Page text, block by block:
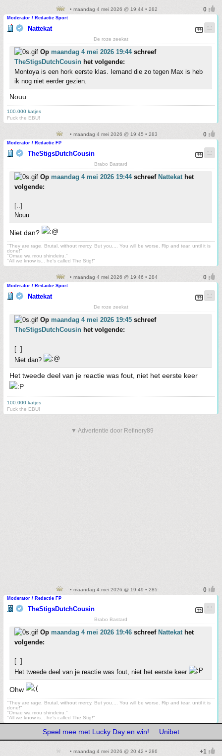
• maandag 4 mei 2026 @ 19:44 • 282
Moderator / Redactie Sport
Nattekat
De roze zeekat
Op maandag 4 mei 2026 19:44schreef
TheStigsDutchCousin het volgende:
Montoya is een hork eerste klas. Iemand die zo tegen Max is heb
ik nog niet eerder gezien.
Nouu
100.000 katjes
Fuck the EBU!
• maandag 4 mei 2026 @ 19:45 • 283
Moderator / Redactie FP
TheStigsDutchCousin
Brabo Bastard
Op maandag 4 mei 2026 19:44schreef Nattekathet
volgende:
[..]
Nouu
Niet dan?
"They are rage. Brutal, without mercy. But you.... You will be worse. Rip and tear, until it is
done!"
"Omae wa mou shindeiru."
"All we know is... he's called The Stig!"
• maandag 4 mei 2026 @ 19:46 • 284
Moderator / Redactie Sport
Nattekat
De roze zeekat
Op maandag 4 mei 2026 19:45 schreef
TheStigsDutchCousin het volgende:
[..]
Niet dan?
Het tweede deel van je reactie was fout, niet het eerste keer
100.000 katjes
Fuck the EBU!
▼ Advertentie door Refinery89
• maandag 4 mei 2026 @ 19:49 • 285
Moderator / Redactie FP
TheStigsDutchCousin
Brabo Bastard
Op maandag 4 mei 2026 19:46 schreef Nattekathet
volgende:
[..]
Het tweede deel van je reactie was fout, niet het eerste keer
Ohw
"They are rage. Brutal, without mercy. But you.... You will be worse. Rip and tear, until it is
done!"
"Omae wa mou shindeiru."
"All we know is... he's called The Stig!"
Speel mee met Lucky Day en win! Unibet
• maandag 4 mei 2026 @ 20:42 • 286